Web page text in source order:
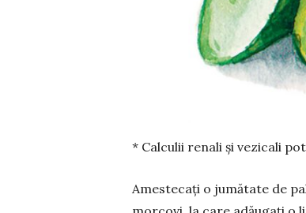
* Calculii renali și vezicali
Amestecați o jumătate de